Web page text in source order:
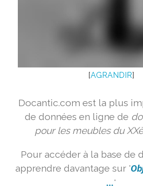
[AGRANDIR]
Docantic.com est la plus
de données en ligne de
pour les meubles du
Pour accéder à la base de
apprendre davantage sur '
...'